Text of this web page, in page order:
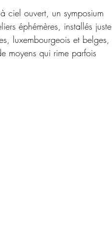
ciel ouvert, un symposium
éphémères, installés juste
luxembourgeois et belges,
moyens qui rime parfois